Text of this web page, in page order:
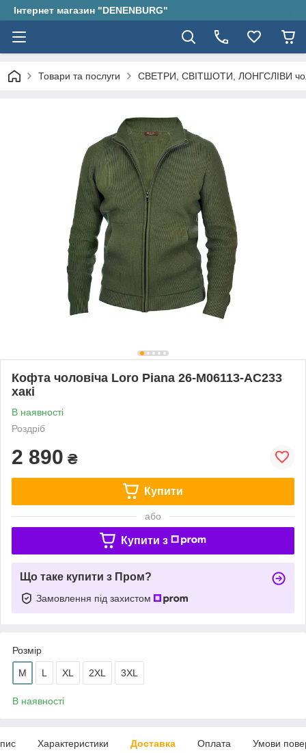
Інтернет магазин "DENENBURG"
Товари та послуги СВЕТРИ, СВІТШОТИ, ЛОНГСЛІВИ
Кофта чоловіча Loro Piana 26-M06113-AC233
хакі
В наявності
Роздріб
2 890 ₴
Купити
або
Купити з
Що таке купити з Пром?
Замовлення під захистом
Розмір
M L XL 2XL 3XL
В наявності
Характеристики Доставка Оплата Умови